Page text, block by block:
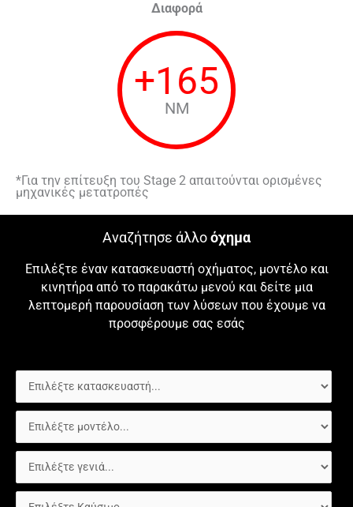
Διαφορά
+165
NM
*Για την επίτευξη του Stage 2 απαιτούνται ορισμένες
μηχανικές μετατροπές
Αναζήτησε άλλοόχημα
Επιλέξτε έναν κατασκευαστή οχήματος, μοντέλο και
κινητήρα από το παρακάτω μενού και δείτε μια
λεπτομερή παρουσίαση των λύσεων που έχουμε να
προσφέρουμε σας εσάς